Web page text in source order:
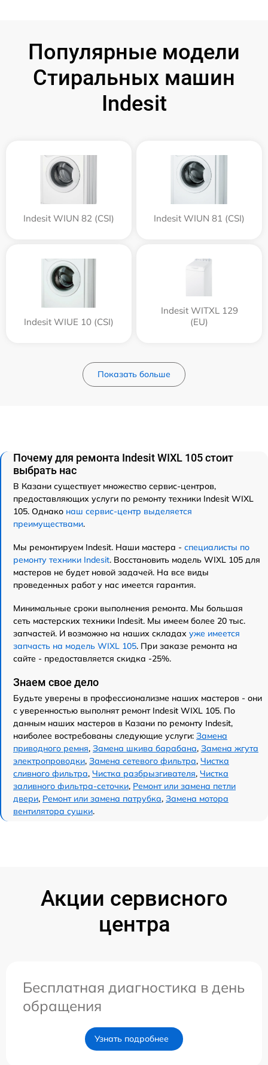
Популярные модели
Стиральных машин
Indesit
Indesit WIUN 82 (CSI) Indesit WIUN 81 (CSI)
Indesit WIUE 10 (CSI)
Indesit WITXL 129
(EU)
Показать больше
Почему для ремонта Indesit WIXL 105 стоит
выбрать нас
В Казани существует множество сервис-центров,
предоставляющих услуги по ремонту техники Indesit WIXL
105. Однако наш сервис-центр выделяется
преимуществами.
Мы ремонтируем Indesit. Наши мастера - специалисты по
ремонту техники Indesit. Восстановить модель WIXL 105 для
мастеров не будет новой задачей. На все виды
проведенных работ у нас имеется гарантия.
Минимальные сроки выполнения ремонта. Мы большая
сеть мастерских техники Indesit. Мы имеем более 20 тыс.
запчастей. И возможно на наших складах уже имеется
запчасть на модель WIXL 105. При заказе ремонта на
сайте - предоставляется скидка -25%.
Знаем свое дело
Будьте уверены в профессионализме наших мастеров - они
с уверенностью выполнят ремонт Indesit WIXL 105. По
данным наших мастеров в Казани по ремонту Indesit,
наиболее востребованы следующие услуги: Замена
приводного ремня, Замена шкива барабана, Замена жгута
электропроводки, Замена сетевого фильтра, Чистка
сливного фильтра, Чистка разбрызгивателя, Чистка
заливного фильтра-сеточки, Ремонт или замена петли
двери, Ремонт или замена патрубка, Замена мотора
вентилятора сушки.
Акции сервисного
центра
Бесплатная диагностика в день
обращения
Узнать подробнее